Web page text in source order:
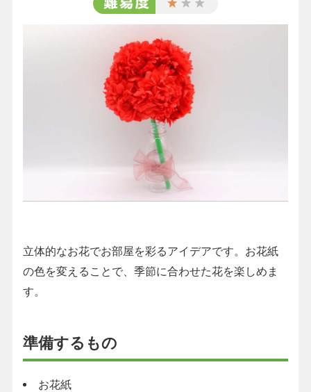
立体的なお花でお部屋を彩るアイデアです。お花紙
の色を変えることで、季節に合わせた花を楽しめま
す。
準備するもの
お花紙